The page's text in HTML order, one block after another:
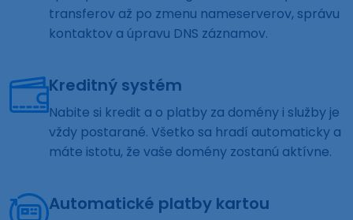
transferov až po zmenu nameserverov, správu
kontaktov a úpravu DNS záznamov.
Kreditný systém
Nabite si kredit a o platby za domény i služby je
vždy postarané. Všetko sa hradí automaticky a
máte istotu, že vaše domény zostanú aktívne.
Automatické platby kartou